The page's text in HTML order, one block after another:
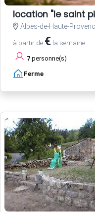
location "le saint
Alpes-de-Haute-
à partir de € la semaine
7 personne(s)
Ferme